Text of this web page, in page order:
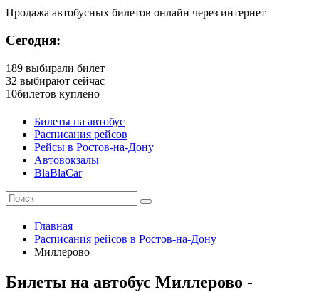
Продажа автобусных билетов онлайн через интернет
Сегодня:
189 выбирали билет
32 выбирают сейчас
10билетов куплено
Билеты на автобус
Расписания рейсов
Рейсы в Ростов-на-Дону
Автовокзалы
BlaBlaCar
Главная
Расписания рейсов в Ростов-на-Дону
Миллерово
Билеты на автобус Миллерово -